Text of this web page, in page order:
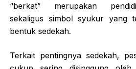
“berkat” merupakan
sekaligus simbol syukur yang
bentuk sedekah.
Terkait pentingnya sedekah,